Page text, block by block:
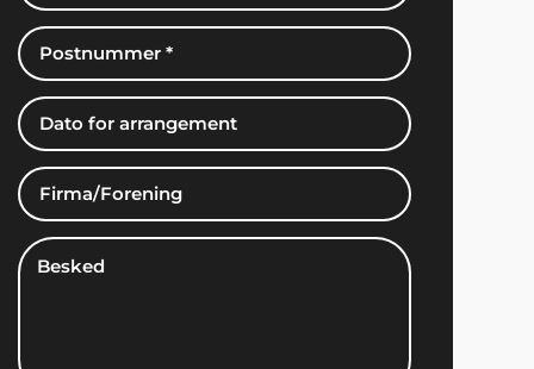
Hans Laursen
"Det var en stor lettelse at få hjælp til
arrangementet og jeg takker mange gange
for god inspiration og dialog gennem hele
processen".
Kurt & Jonna, Ålborg